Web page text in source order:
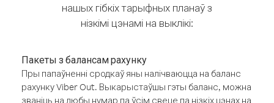
нашых гібкіх тарыфных планаў з
нізкімі цэнамі на выклікі:
Пакеты з балансам рахунку
Пры папаўненні сродкаў яны налічваюцца на баланс
рахунку Viber Out. Выкарыстаўшы гэты баланс, можна
званіць на любы нумар па ўсім свеце па нізкіх цэнах на